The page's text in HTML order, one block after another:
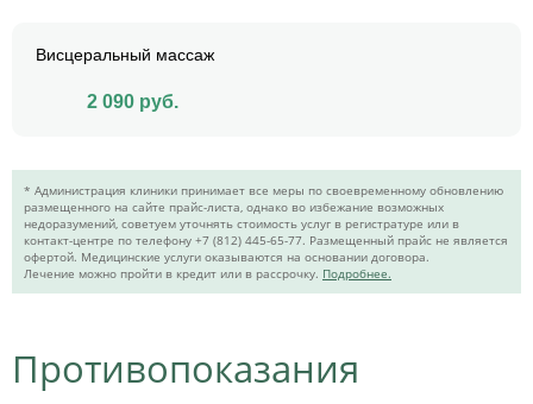
Висцеральный массаж
2 090 руб.
* Администрация клиники принимает все меры по своевременному обновлению
размещенного на сайте прайс-листа, однако во избежание возможных
недоразумений, советуем уточнять стоимость услуг в регистратуре или в
контакт-центре по телефону +7 (812) 445-65-77. Размещенный прайс не является
офертой. Медицинские услуги оказываются на основании договора.
Лечение можно пройти в кредит или в рассрочку. Подробнее.
Противопоказания